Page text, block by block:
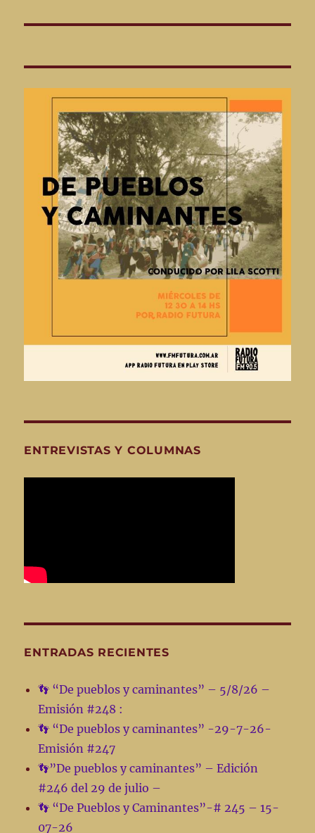
ENTREVISTAS Y COLUMNAS
ENTRADAS RECIENTES
👣 “De pueblos y caminantes” – 5/8/26 –
Emisión #248 :
👣 “De pueblos y caminantes” -29-7-26-
Emisión #247
👣”De pueblos y caminantes” – Edición
#246 del 29 de julio –
👣 “De Pueblos y Caminantes”-# 245 – 15-
07-26